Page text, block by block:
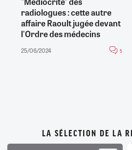
radiologues : cette autre
affaire Raoult jugée devant
l'Ordre des médecins
25/06/2024 5
LA SÉLECTION DE LA